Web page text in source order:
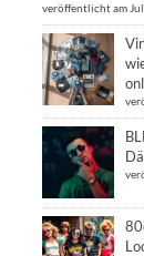
veröffentlicht am